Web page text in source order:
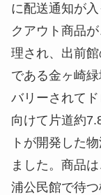
に配送通知が
クアウト商品
理され、出前
である金ヶ崎
バリーされて
向けて片道約
トが開発した
ました。商品
浦公民館で待